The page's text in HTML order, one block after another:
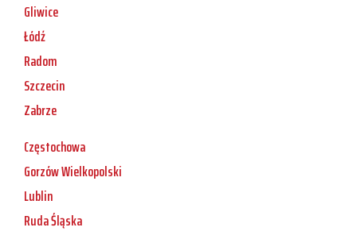
Gliwice
Łódź
Radom
Szczecin
Zabrze
Częstochowa
Gorzów Wielkopolski
Lublin
Ruda Śląska